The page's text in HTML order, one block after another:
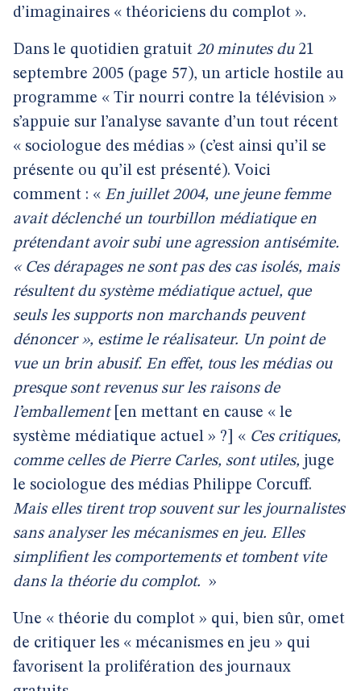
d’imaginaires « théoriciens du complot ».
Dans le quotidien gratuit 20 minutes du 21
septembre 2005 (page 57), un article hostile au
programme « Tir nourri contre la télévision »
s’appuie sur l’analyse savante d’un tout récent
« sociologue des médias » (c’est ainsi qu’il se
présente ou qu’il est présenté). Voici
comment : « En juillet 2004, une jeune femme
avait déclenché un tourbillon médiatique en
prétendant avoir subi une agression antisémite.
« Ces dérapages ne sont pas des cas isolés, mais
résultent du système médiatique actuel, que
seuls les supports non marchands peuvent
dénoncer », estime le réalisateur. Un point de
vue un brin abusif. En effet, tous les médias ou
presque sont revenus sur les raisons de
l’emballement [en mettant en cause « le
système médiatique actuel » ?] « Ces critiques,
comme celles de Pierre Carles, sont utiles, juge
le sociologue des médias Philippe Corcuff.
Mais elles tirent trop souvent sur les journalistes
sans analyser les mécanismes en jeu. Elles
simplifient les comportements et tombent vite
dans la théorie du complot. »
Une « théorie du complot » qui, bien sûr, omet
de critiquer les « mécanismes en jeu » qui
favorisent la prolifération des journaux